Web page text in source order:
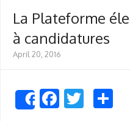
La Plateforme
à candidatures
April 20, 2016
ShareFacebook